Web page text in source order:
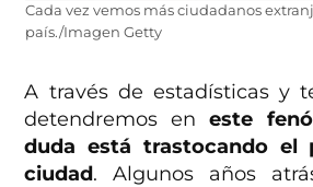
Cada vez vemos más ciudadanos
país./Imagen Getty
A través de estadísticas y
detendremos eneste
duda está trastocando el
ciudad. Algunos años